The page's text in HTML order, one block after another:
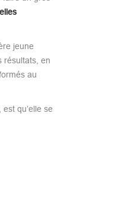
jeune
résultats, en
au
qu’elle se